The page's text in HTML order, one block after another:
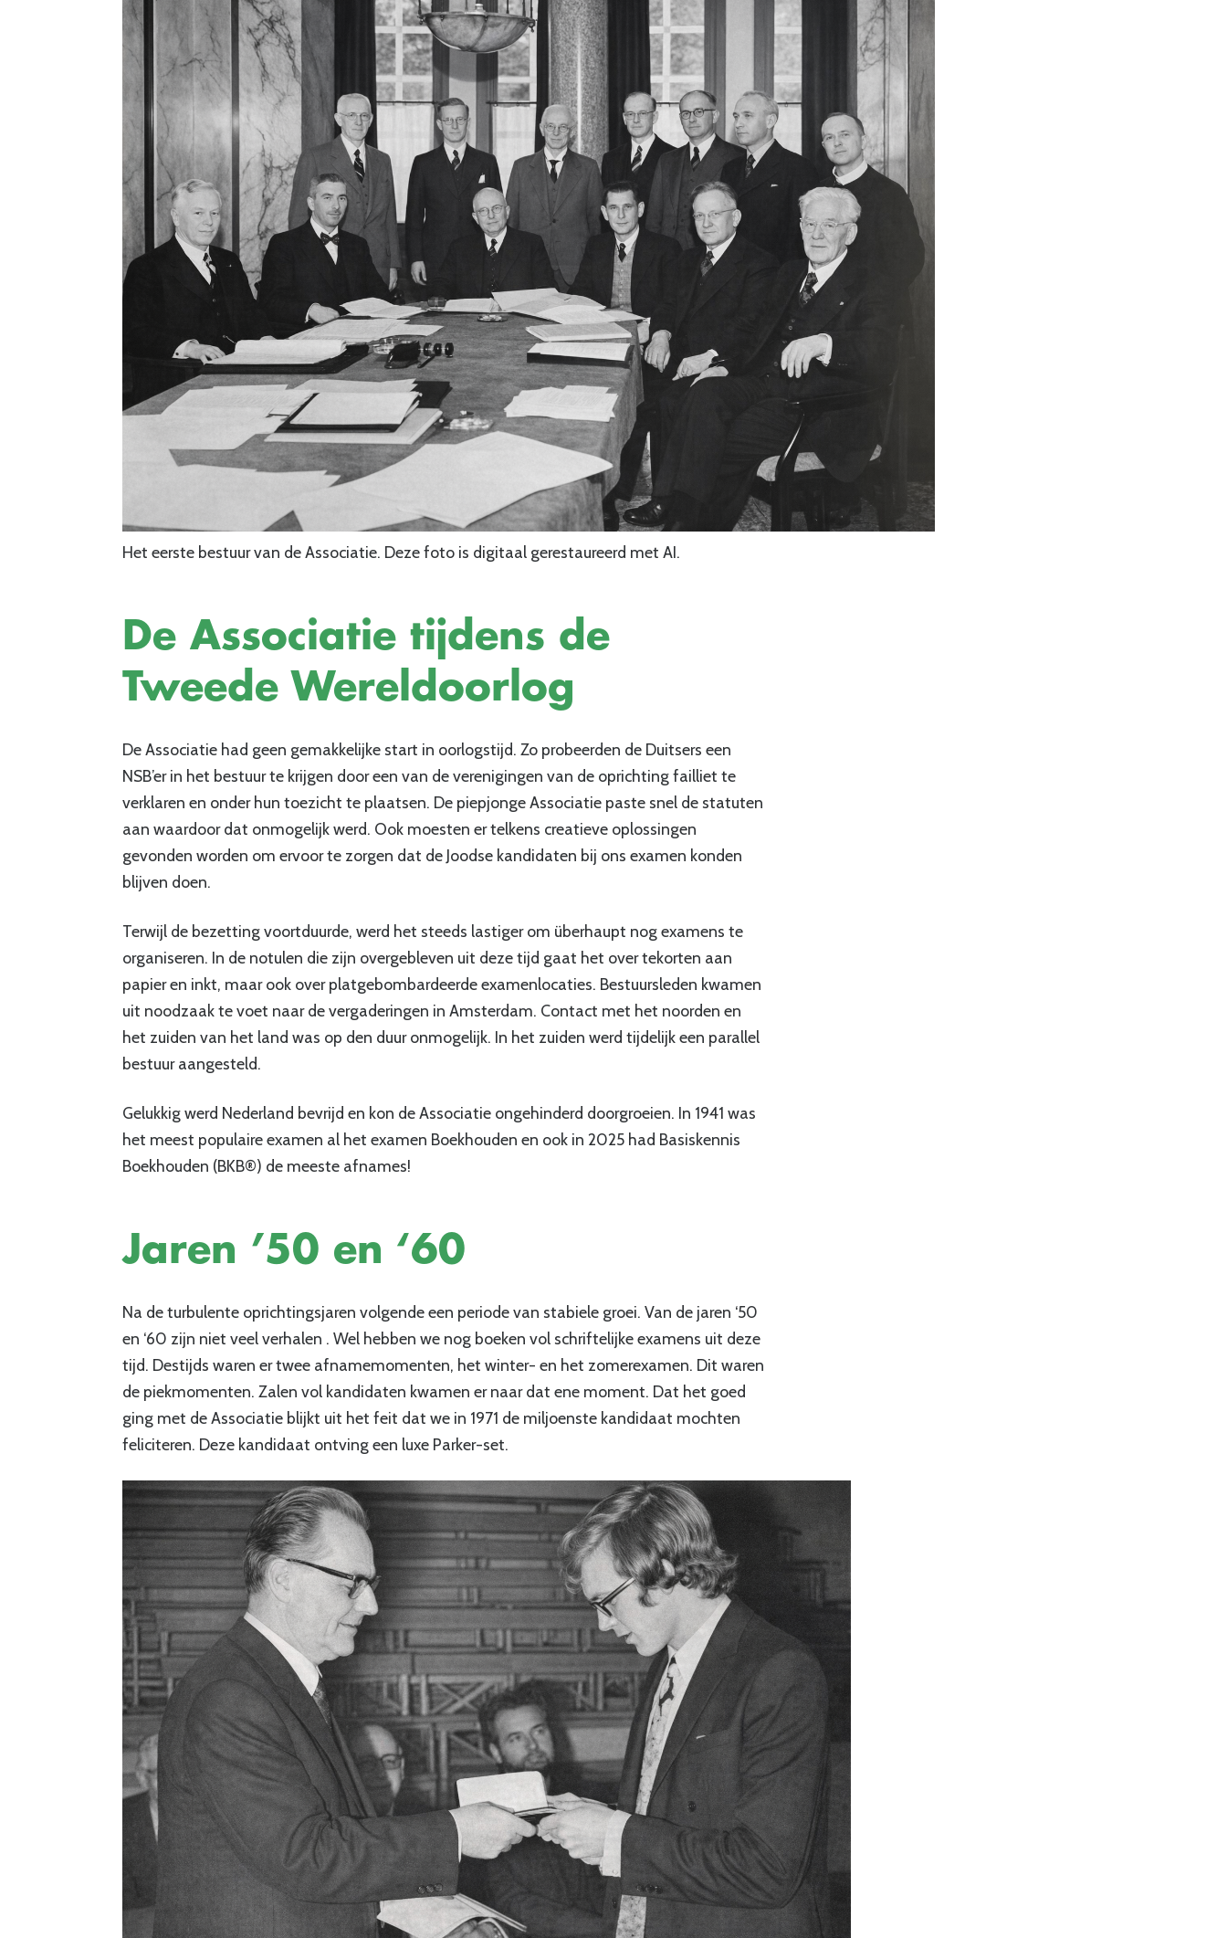
Het eerste bestuur van de Associatie. Deze foto is digitaal gerestaureerd met AI.
De Associatie tijdens de
Tweede Wereldoorlog
De Associatie had geen gemakkelijke start in oorlogstijd. Zo probeerden de Duitsers een
NSB’er in het bestuur te krijgen door een van de verenigingen van de oprichting failliet te
verklaren en onder hun toezicht te plaatsen. De piepjonge Associatie paste snel de statuten
aan waardoor dat onmogelijk werd. Ook moesten er telkens creatieve oplossingen
gevonden worden om ervoor te zorgen dat de Joodse kandidaten bij ons examen konden
blijven doen.
Terwijl de bezetting voortduurde, werd het steeds lastiger om überhaupt nog examens te
organiseren. In de notulen die zijn overgebleven uit deze tijd gaat het over tekorten aan
papier en inkt, maar ook over platgebombardeerde examenlocaties. Bestuursleden kwamen
uit noodzaak te voet naar de vergaderingen in Amsterdam. Contact met het noorden en
het zuiden van het land was op den duur onmogelijk. In het zuiden werd tijdelijk een parallel
bestuur aangesteld.
Gelukkig werd Nederland bevrijd en kon de Associatie ongehinderd doorgroeien. In 1941 was
het meest populaire examen al het examen Boekhouden en ook in 2025 had Basiskennis
Boekhouden (BKB®) de meeste afnames!
Jaren ’50 en ‘60
Na de turbulente oprichtingsjaren volgende een periode van stabiele groei. Van de jaren ‘50
en ‘60 zijn niet veel verhalen . Wel hebben we nog boeken vol schriftelijke examens uit deze
tijd. Destijds waren er twee afnamemomenten, het winter- en het zomerexamen. Dit waren
de piekmomenten. Zalen vol kandidaten kwamen er naar dat ene moment. Dat het goed
ging met de Associatie blijkt uit het feit dat we in 1971 de miljoenste kandidaat mochten
feliciteren. Deze kandidaat ontving een luxe Parker-set.